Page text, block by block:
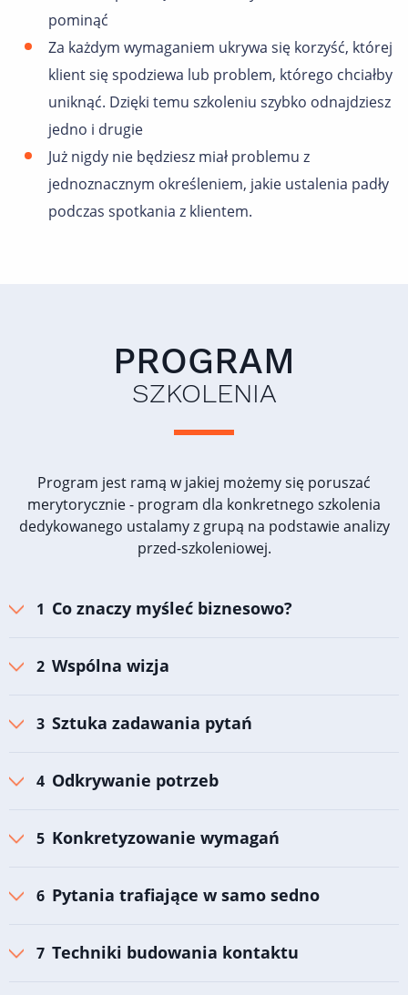
pominąć
Za każdym wymaganiem ukrywa się korzyść, której
klient się spodziewa lub problem, którego chciałby
uniknąć. Dzięki temu szkoleniu szybko odnajdziesz
jedno i drugie
Już nigdy nie będziesz miał problemu z
jednoznacznym określeniem, jakie ustalenia padły
podczas spotkania z klientem.
PROGRAM
SZKOLENIA
Program jest ramą w jakiej możemy się poruszać
merytorycznie - program dla konkretnego szkolenia
dedykowanego ustalamy z grupą na podstawie analizy
przed-szkoleniowej.
Co znaczy myśleć biznesowo?
Wspólna wizja
Sztuka zadawania pytań
Odkrywanie potrzeb
Konkretyzowanie wymagań
Pytania trafiające w samo sedno
Techniki budowania kontaktu